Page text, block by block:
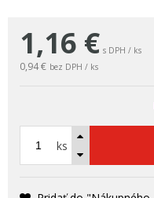
1,16 € s DPH / ks
0,94 € bez DPH / ks
ks